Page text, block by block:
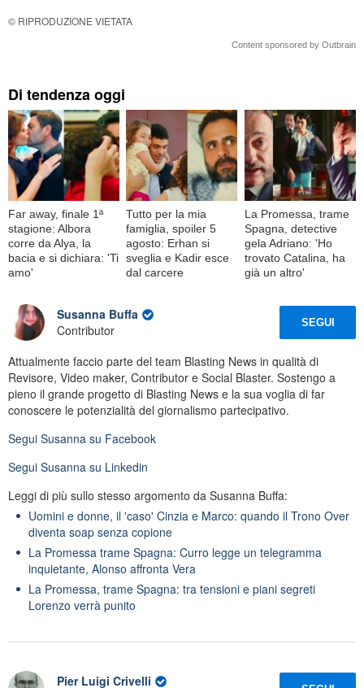
© RIPRODUZIONE VIETATA
Content sponsored by Outbrain
Di tendenza oggi
Far away, finale 1ª
stagione: Albora
corre da Alya, la
bacia e si dichiara: 'Ti
amo'
Tutto per la mia
famiglia, spoiler 5
agosto: Erhan si
sveglia e Kadir esce
dal carcere
La Promessa, trame
Spagna, detective
gela Adriano: 'Ho
trovato Catalina, ha
già un altro'
Susanna Buffa
Contributor
SEGUI
Attualmente faccio parte del team Blasting News in qualità di
Revisore, Video maker, Contributor e Social Blaster. Sostengo a
pieno il grande progetto di Blasting News e la sua voglia di far
conoscere le potenzialità del giornalismo partecipativo.
Segui Susanna su Facebook
Segui Susanna su Linkedin
Leggi di più sullo stesso argomento da Susanna Buffa:
Uomini e donne, il 'caso' Cinzia e Marco: quando il Trono Over
diventa soap senza copione
La Promessa trame Spagna: Curro legge un telegramma
inquietante, Alonso affronta Vera
La Promessa, trame Spagna: tra tensioni e piani segreti
Lorenzo verrà punito
Pier Luigi Crivelli